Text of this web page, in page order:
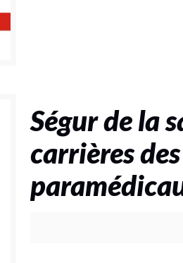
Ségur de la
carrières